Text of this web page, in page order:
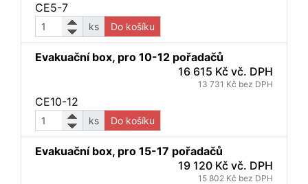
CE5-7
ks Do košíku
Evakuační box, pro 10-12 pořadačů
16 615 Kč vč. DPH
13 731 Kč bez DPH
CE10-12
ks Do košíku
Evakuační box, pro 15-17 pořadačů
19 120 Kč vč. DPH
15 802 Kč bez DPH